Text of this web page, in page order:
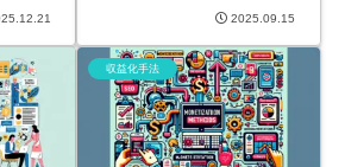
2025.09.15
収益化手法